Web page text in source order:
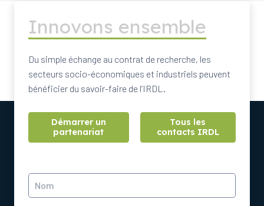
Innovons ensemble
Du simple échange au contrat de recherche, les
secteurs socio-économiques et industriels peuvent
bénéficier du savoir-faire de l’IRDL.
Démarrer un
partenariat
Tous les
contacts IRDL